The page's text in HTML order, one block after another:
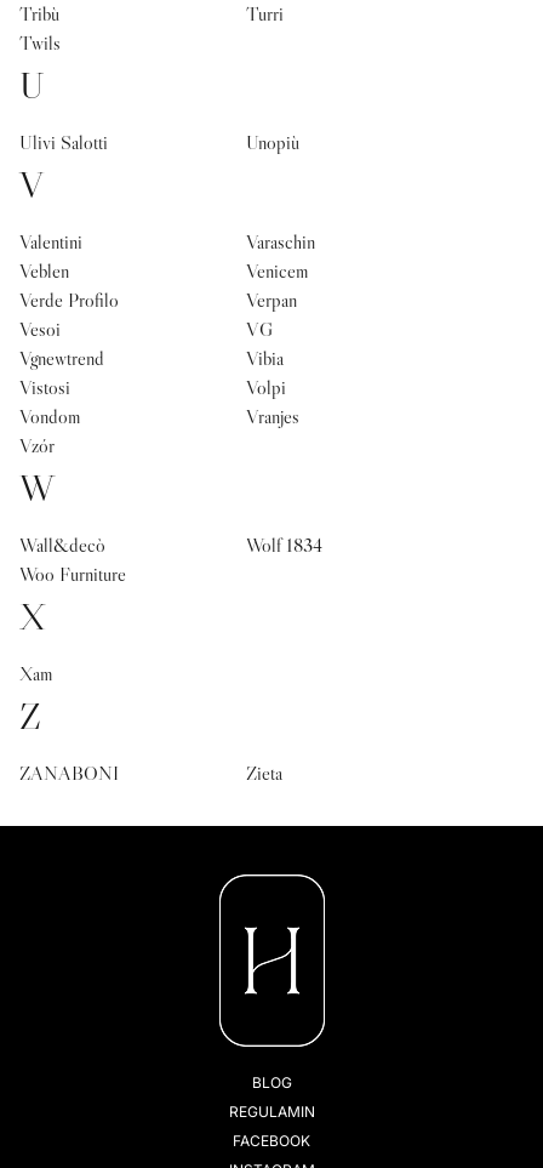
Tribù
Turri
Twils
U
Ulivi Salotti Unopiù
V
Valentini
Varaschin
Veblen
Venicem
Verde Profilo
Verpan
Vesoi
VG
Vgnewtrend
Vibia
Vistosi
Volpi
Vondom
Vranjes
Vzór
W
Wall&decò
Wolf 1834
Woo Furniture
X
Xam
Z
ZANABONI Zieta
BLOG
REGULAMIN
FACEBOOK